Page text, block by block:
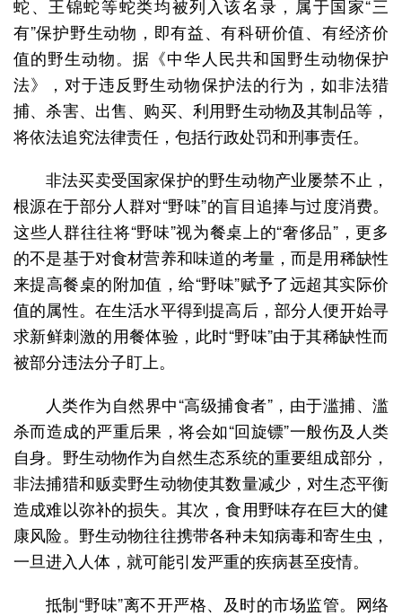
蛇、王锦蛇等蛇类均被列入该名录，属于国家“三
有”保护野生动物，即有益、有科研价值、有经济价
值的野生动物。据《中华人民共和国野生动物保护
法》，对于违反野生动物保护法的行为，如非法猎
捕、杀害、出售、购买、利用野生动物及其制品等，
将依法追究法律责任，包括行政处罚和刑事责任。
非法买卖受国家保护的野生动物产业屡禁不止，
根源在于部分人群对“野味”的盲目追捧与过度消费。
这些人群往往将“野味”视为餐桌上的“奢侈品”，更多
的不是基于对食材营养和味道的考量，而是用稀缺性
来提高餐桌的附加值，给“野味”赋予了远超其实际价
值的属性。在生活水平得到提高后，部分人便开始寻
求新鲜刺激的用餐体验，此时“野味”由于其稀缺性而
被部分违法分子盯上。
人类作为自然界中“高级捕食者”，由于滥捕、滥
杀而造成的严重后果，将会如“回旋镖”一般伤及人类
自身。野生动物作为自然生态系统的重要组成部分，
非法捕猎和贩卖野生动物使其数量减少，对生态平衡
造成难以弥补的损失。其次，食用野味存在巨大的健
康风险。野生动物往往携带各种未知病毒和寄生虫，
一旦进入人体，就可能引发严重的疾病甚至疫情。
抵制“野味”离不开严格、及时的市场监管。网络